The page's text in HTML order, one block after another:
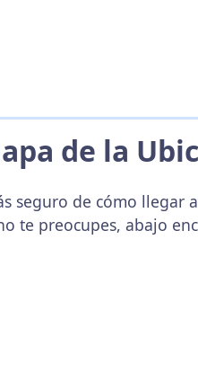
de la
seguro de cómo llegar
te preocupes, abajo